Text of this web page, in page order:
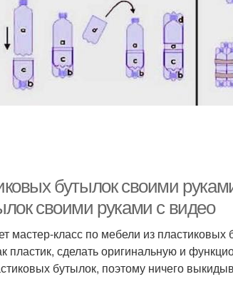
бутылок своими
своими руками с видео
мастер-класс по мебели из
пластик, сделать оригинальную и
бутылок, поэтому ничего